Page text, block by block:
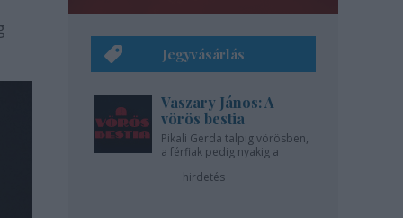
Jegyvásárlás
Vaszary János: A
vörös bestia
Pikali Gerda talpig vörösben,
a férfiak pedig nyakig a
hirdetés